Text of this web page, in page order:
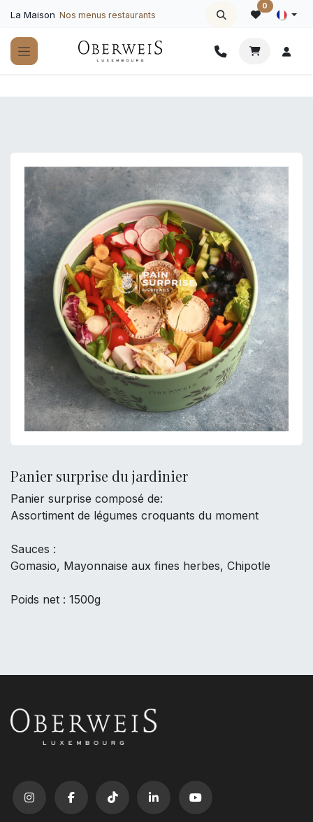
La Maison Nos menus restaurants
0
Panier surprise du jardinier
Panier surprise composé de:
Assortiment de légumes croquants du moment
Sauces :
Gomasio, Mayonnaise aux fines herbes, Chipotle
Poids net : 1500g